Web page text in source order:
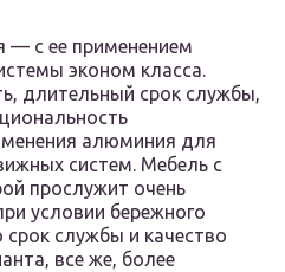
— с ее применением
эконом класса.
длительный срок службы,
алюминия для
систем. Мебель с
прослужит очень
условии бережного
службы и качество
все же, более